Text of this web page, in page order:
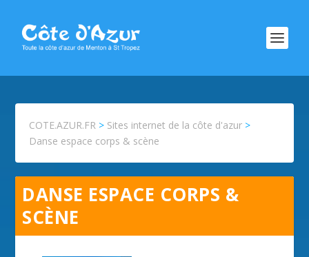
COTE.AZUR.FR > Sites internet de la côte d'azur >
Danse espace corps & scène
DANSE ESPACE CORPS &
SCÈNE